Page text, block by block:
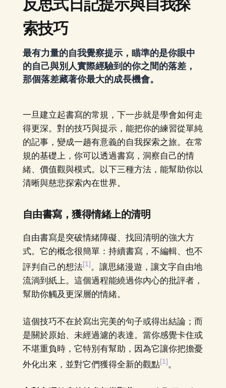
反思式日記提示與自我探
索技巧
最有力量的自我覺察提示，瞄準的是你眼中
的自己與別人實際經驗到的你之間的落差，
那個落差藏著你最大的成長機會。
一旦建立起書寫的常規，下一步就是學會如何走
得更深。對的技巧與提示，能把你的練習從單純
的記事，變成一趟有意義的自我探索之旅。在常
規的基礎上，你可以透過書寫，洞察自己的情
緒、價值觀與模式。以下三種方法，能幫助你以
清晰與慈悲探索內在世界。
自由書寫，獲得情緒上的清明
自由書寫是突破情緒障礙、找回清明的強大方
式。它的概念很簡單：持續書寫，不編輯、也不
評判自己的想法[1]。讓思緒漫遊，讓文字自由地
流淌到紙上。這個過程能繞過你內心的批評者，
幫助你觸及更深層的情緒。
這個技巧不在於寫出完美的句子或得出結論；而
是關於原始、未經過濾的表達。當你感覺卡住或
不堪重負時，它特別有幫助，因為它讓你把擔憂
外化出來，並對它們獲得全新的觀點[1]。